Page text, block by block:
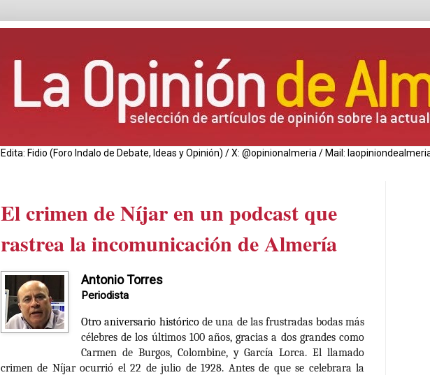
Edita: Fidio (Foro Indalo de Debate, Ideas y Opinión) / X: @opinionalmeria / Mail:
El crimen de Níjar en un podcast que
rastrea la incomunicación de Almería
Antonio Torres
Periodista
Otro aniversario históricode una de las frustradas bodas más
célebres de los últimos 100 años, gracias a dos grandes como
Carmen de Burgos, Colombine, y García Lorca.El llamado
crimen de Níjar ocurrió el 22 de julio de 1928. Antes de que se celebrara la